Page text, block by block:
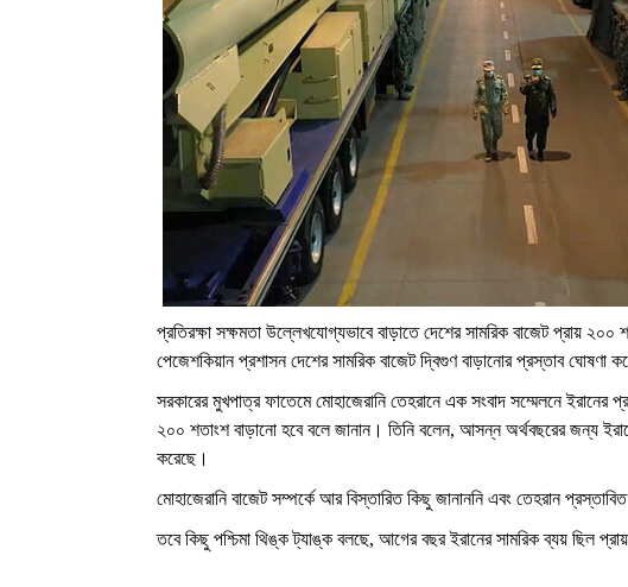
প্রতিরক্ষা সক্ষমতা উল্লেখযোগ্যভাবে বাড়াতে দেশের সামরিক বাজেট প্রায় ২০০
পেজেশকিয়ান প্রশাসন দেশের সামরিক বাজেট দ্বিগুণ বাড়ানোর প্রস্তাব ঘোষণা
সরকারের মুখপাত্র ফাতেমে মোহাজেরানি তেহরানে এক সংবাদ সম্মেলনে ইরানের
২০০ শতাংশ বাড়ানো হবে বলে জানান। তিনি বলেন, আসন্ন অর্থবছরের জন্য
করেছে।
মোহাজেরানি বাজেট সম্পর্কে আর বিস্তারিত কিছু জানাননি এবং তেহরান
তবে কিছু পশ্চিমা থিঙ্ক ট্যাঙ্ক বলছে, আগের বছর ইরানের সামরিক ব্যয় ছিল